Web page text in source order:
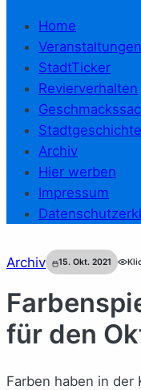
Home
Veranstaltungen
StadtTicker
Revierverhalten
Archiv
Hier werben
Impressum
Archiv 15. Okt. 2021
für den
Farben haben in der